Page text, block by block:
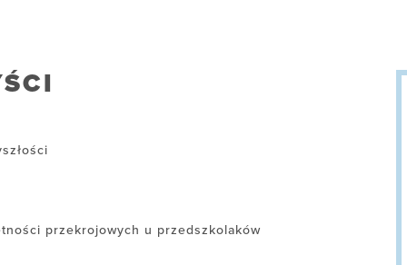
przekrojowych u przedszkolaków